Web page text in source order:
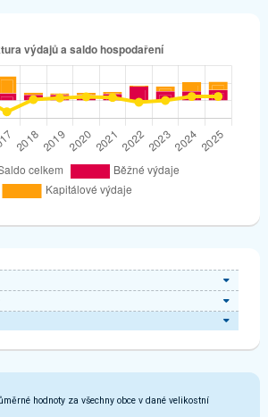
hodnoty za všechny obce v dané velikostní